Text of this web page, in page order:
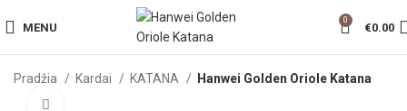
MENU
0
€0.00
Pradžia Kardai KATANA Hanwei Golden Oriole Katana